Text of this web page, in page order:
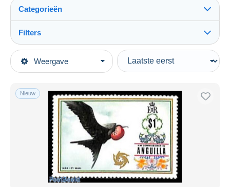
Weergave
Categorieën
Topcategorieën
Amerika
Anguilla (1968-...)
Filters
Type verkopen
Actief
Veiling met biedingen
Veilingen zonder biedingen
Veilinghuizen
Verkocht
Alle looptijden
Nieuw